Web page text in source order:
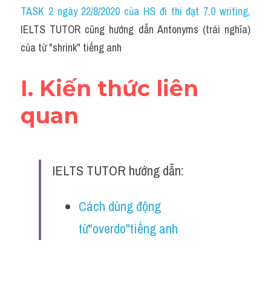
Idiom
Grammar
Word form
Cách dùng từ
Đề thi thật Task 2
TASK 2 ngày 22/8/2020 của HS đi thi đạt 7.0 writing,
IELTS TUTOR cũng hướng dẫn Antonyms (trái nghĩa)
của từ "shrink" tiếng anh
I. Kiến thức liên
quan
IELTS TUTOR hướng dẫn:
Cách dùng động
từ"overdo"tiếng anh